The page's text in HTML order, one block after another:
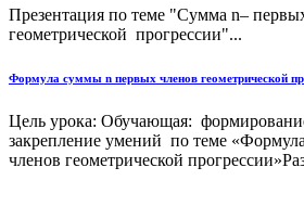
Презентация по теме "Сумма n–
геометрической прогрессии"...
Формула суммы n первых членов геометрической
Цель урока: Обучающая:
закрепление умений по теме
членов геометрической